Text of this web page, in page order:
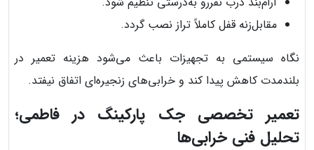
مقابل‌زنه قفل کاملاً تراز نصب گردد.
نگاه سیستمی به تجهیزات باعث می‌شود هزینه تعمیر در
بلندمدت کاهش پیدا کند و خرابی‌های زنجیره‌ای اتفاق نیفتد.
تعمیر تخصصی جک پارکینگ در فاطمی؛
تحلیل فنی خرابی‌ها